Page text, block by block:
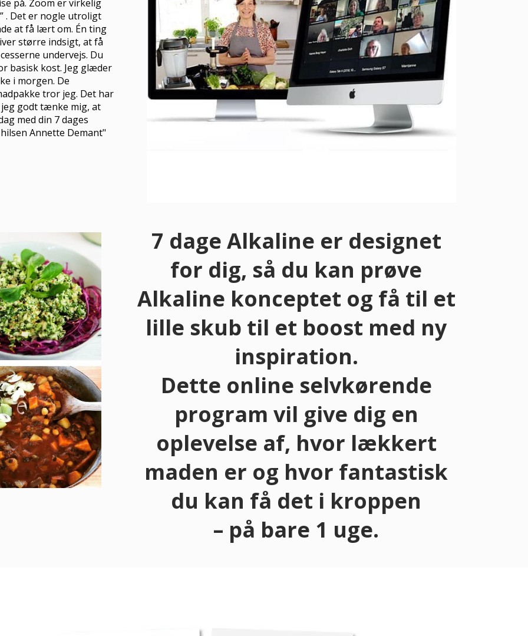
på. Zoom er virkelig
. Det er nogle utroligt
at få lært om. Én ting
større indsigt, at få
undervejs. Du
basisk kost. Jeg glæder
i morgen. De
tror jeg. Det har
godt tænke mig, at
med din 7 dages
Annette Demant"
7 dage Alkaline er designet
for dig, så du kan prøve
Alkaline konceptet og få til et
lille skub til et boost med ny
inspiration.
Dette online selvkørende
program vil give dig en
oplevelse af, hvor lækkert
maden er og hvor fantastisk
du kan få det i kroppen
– på bare 1 uge.